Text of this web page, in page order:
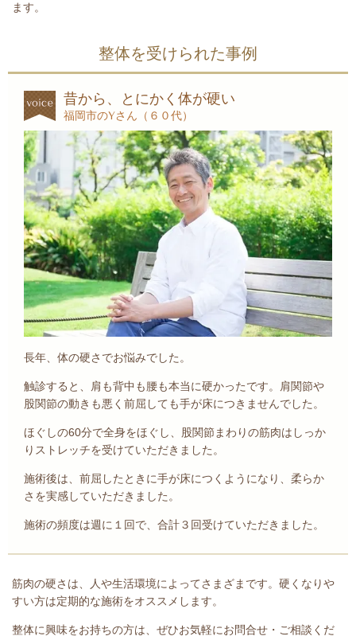
ます。
整体を受けられた事例
昔から、とにかく体が硬い
福岡市のYさん（６０代）
長年、体の硬さでお悩みでした。
触診すると、肩も背中も腰も本当に硬かったです。肩関節や
股関節の動きも悪く前屈しても手が床につきませんでした。
ほぐしの60分で全身をほぐし、股関節まわりの筋肉はしっか
りストレッチを受けていただきました。
施術後は、前屈したときに手が床につくようになり、柔らか
さを実感していただきました。
施術の頻度は週に１回で、合計３回受けていただきました。
筋肉の硬さは、人や生活環境によってさまざまです。硬くなりや
すい方は定期的な施術をオススメします。
整体に興味をお持ちの方は、ぜひお気軽にお問合せ・ご相談くだ